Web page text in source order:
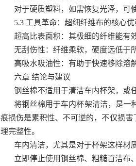
对于硬质塑料，如需恢复光泽，可
5.3 工具革命：超细纤维布的核心优
超高比表面积：其极细的纤维能有
无刮伤性：纤维柔软，硬度远低于
高吸水吸油性：有助于快速移除溶
六章 结论与建议
钢丝棉不适用于清洁车内杯架，或
将钢丝棉用于车内杯架清洁，是一
痕损伤是累积性、不可逆的，不仅损
理完整性。
车内清洁，尤其是对于杯架这样材
立即停止使用钢丝棉、粗糙百洁布